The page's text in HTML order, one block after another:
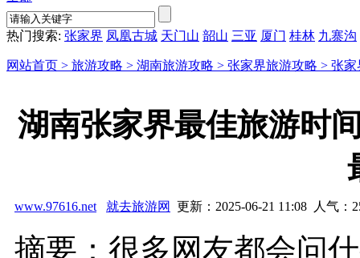
热门搜索: 张家界 凤凰古城 天门山 韶山 三亚 厦门 桂林 九寨沟
网站首页 > 旅游攻略 > 湖南旅游攻略 > 张家界旅游攻略 > 张家
湖南张家界最佳旅游时
www.97616.net 就去旅游网 更新：2025-06-21 11:08 人气：
摘要：很多网友都会问